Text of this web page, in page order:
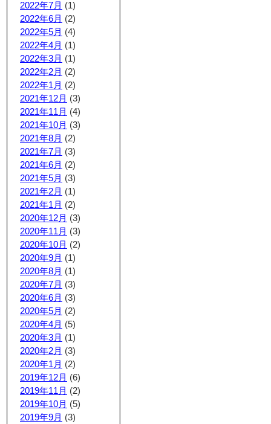
2022年7月 (1)
2022年6月 (2)
2022年5月 (4)
2022年4月 (1)
2022年3月 (1)
2022年2月 (2)
2022年1月 (2)
2021年12月 (3)
2021年11月 (4)
2021年10月 (3)
2021年8月 (2)
2021年7月 (3)
2021年6月 (2)
2021年5月 (3)
2021年2月 (1)
2021年1月 (2)
2020年12月 (3)
2020年11月 (3)
2020年10月 (2)
2020年9月 (1)
2020年8月 (1)
2020年7月 (3)
2020年6月 (3)
2020年5月 (2)
2020年4月 (5)
2020年3月 (1)
2020年2月 (3)
2020年1月 (2)
2019年12月 (6)
2019年11月 (2)
2019年10月 (5)
2019年9月 (3)